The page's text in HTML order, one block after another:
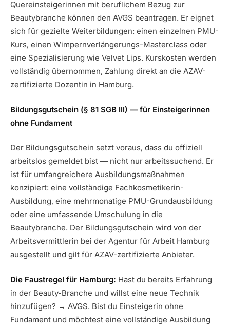
Quereinsteigerinnen mit beruflichem Bezug zur
Beautybranche können den AVGS beantragen. Er eignet
sich für gezielte Weiterbildungen: einen einzelnen PMU-
Kurs, einen Wimpernverlängerungs-Masterclass oder
eine Spezialisierung wie Velvet Lips. Kurskosten werden
vollständig übernommen, Zahlung direkt an die AZAV-
zertifizierte Dozentin in Hamburg.
Bildungsgutschein (§ 81 SGB III) — für Einsteigerinnen
ohne Fundament
Der Bildungsgutschein setzt voraus, dass du offiziell
arbeitslos gemeldet bist — nicht nur arbeitssuchend. Er
ist für umfangreichere Ausbildungsmaßnahmen
konzipiert: eine vollständige Fachkosmetikerin-
Ausbildung, eine mehrmonatige PMU-Grundausbildung
oder eine umfassende Umschulung in die
Beautybranche. Der Bildungsgutschein wird von der
Arbeitsvermittlerin bei der Agentur für Arbeit Hamburg
ausgestellt und gilt für AZAV-zertifizierte Anbieter.
Die Faustregel für Hamburg: Hast du bereits Erfahrung
in der Beauty-Branche und willst eine neue Technik
hinzufügen? → AVGS. Bist du Einsteigerin ohne
Fundament und möchtest eine vollständige Ausbildung